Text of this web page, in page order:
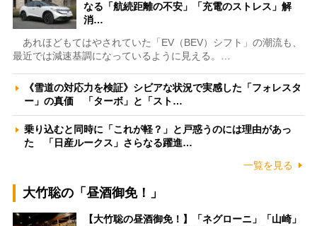
なる「航続距離の不安」「充電のストレス」解
消…
あれほどもてはやされていた「EV（BEV）シフト」の潮流も、
最近では減速基調になっているように見える。…
《雪道の対応力を検証》シビアな状況で実感した「フォレスタ
ー」の真価 「ターボ」と「スト…
乗り込むと同時に「これが軽？」と戸惑うのには理由があっ
た 「日産ルークス」さらなる躍進…
一覧を見る
大竹聡の「昼酒御免！」
【大竹聡の昼酒御免！】「ネグローニ」「山崎」